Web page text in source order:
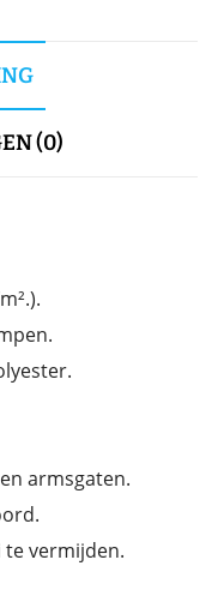
(0)
armsgaten.
vermijden.